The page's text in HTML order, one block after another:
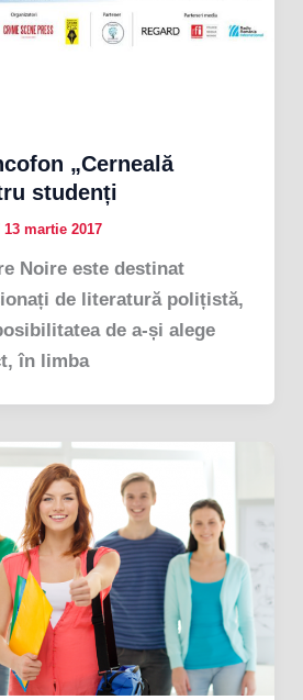
„Cerneală
studenți
13 martie 2017
Noire este destinat
de literatură polițistă,
de a-și alege
în limba